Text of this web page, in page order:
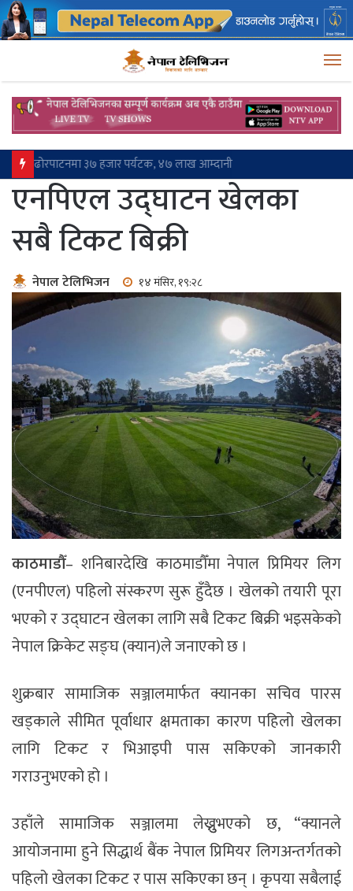
एनपिएल उद्घाटन खेलका
सबै टिकट बिक्री
नेपाल टेलिभिजन १४ मंसिर, १९:२८
काठमाडौँ– शनिबारदेखि काठमाडौँमा नेपाल प्रिमियर लिग
(एनपीएल) पहिलो संस्करण सुरू हुँदैछ । खेलको तयारी पूरा
भएको र उद्घाटन खेलका लागि सबै टिकट बिक्री भइसकेको
नेपाल क्रिकेट सङ्घ (क्यान)ले जनाएको छ ।
शुक्रबार सामाजिक सञ्जालमार्फत क्यानका सचिव पारस
खड्काले सीमित पूर्वाधार क्षमताका कारण पहिलो खेलका
लागि टिकट र भिआइपी पास सकिएको जानकारी
गराउनुभएको हो ।
उहाँले सामाजिक सञ्जालमा लेख्नुुभएको छ, “क्यानले
आयोजनामा हुने सिद्धार्थ बैंक नेपाल प्रिमियर लिगअन्तर्गतको
पहिलो खेलका टिकट र पास सकिएका छन् । कृपया सबैलाई